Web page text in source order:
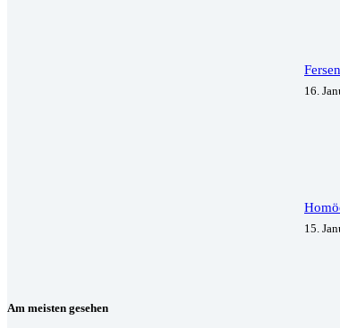
16.
15.
Am meisten gesehen